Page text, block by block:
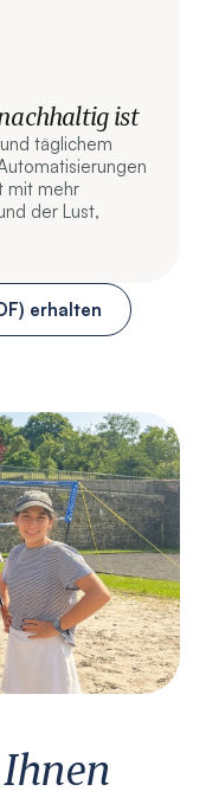
ist
täglichem
mit mehr
der Lust,
erhalten